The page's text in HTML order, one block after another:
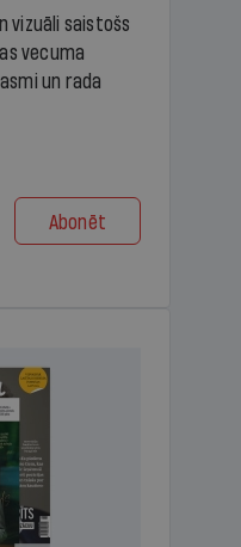
vizuāli saistošs
vecuma
un rada
Abonēt